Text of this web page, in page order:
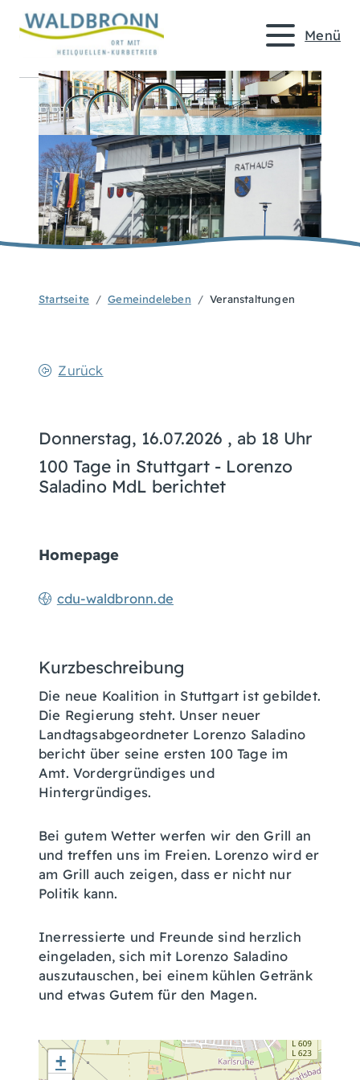
Menü
Startseite Gemeindeleben Veranstaltungen
Zurück
Donnerstag, 16.07.2026 , ab 18 Uhr
100 Tage in Stuttgart - Lorenzo
Saladino MdL berichtet
Homepage
cdu-waldbronn.de
Kurzbeschreibung
Die neue Koalition in Stuttgart ist gebildet.
Die Regierung steht. Unser neuer
Landtagsabgeordneter Lorenzo Saladino
bericht über seine ersten 100 Tage im
Amt. Vordergründiges und
Hintergründiges.
Bei gutem Wetter werfen wir den Grill an
und treffen uns im Freien. Lorenzo wird er
am Grill auch zeigen, dass er nicht nur
Politik kann.
Inerressierte und Freunde sind herzlich
eingeladen, sich mit Lorenzo Saladino
auszutauschen, bei einem kühlen Getränk
und etwas Gutem für den Magen.
+